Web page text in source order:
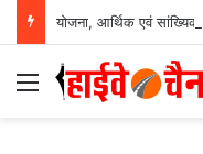
Menu